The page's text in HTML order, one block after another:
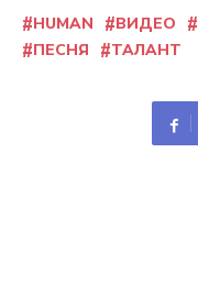
HUMAN ВИДЕО
ПЕСНЯ
ТАЛАНТ